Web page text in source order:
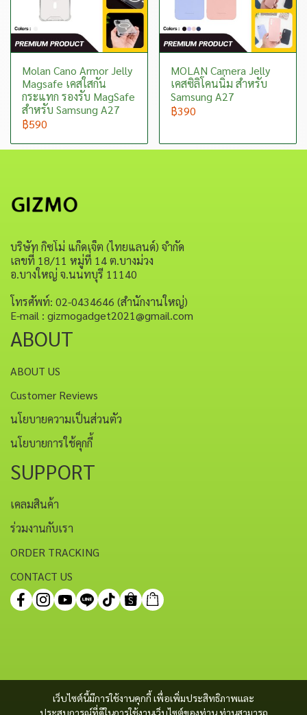
Molan Cano Armor Jelly
Magsafe เคสใสกัน
กระแทก รองรับ MagSafe
สำหรับ Samsung A27
฿590
MOLAN Camera Jelly
เคสซิลิโคนนิ่ม สำหรับ
Samsung A27
฿390
เว็บไซต์นี้มีการใช้งานคุกกี้ เพื่อเพิ่มประสิทธิภาพและ
ประสบการณ์ที่ดีในการใช้งานเว็บไซต์ของท่าน ท่านสามารถ
บริษัท กิซโม่ แก็ดเจ็ต (ไทยแลนด์) จำกัด
เลขที่ 18/11 หมู่ที่ 14 ต.บางม่วง
อ.บางใหญ่ จ.นนทบุรี 11140
โทรศัพท์: 02-0434646 (สำนักงานใหญ่)
E-mail : gizmogadget2021@gmail.com
ABOUT
ABOUT US
Customer Reviews
นโยบายความเป็นส่วนตัว
นโยบายการใช้คุกกี้
SUPPORT
เคลมสินค้า
ร่วมงานกับเรา
ORDER TRACKING
CONTACT US